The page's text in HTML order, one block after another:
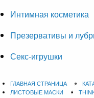
Интимная косметика
Презервативы и
Секс-игрушки
ГЛАВНАЯ СТРАНИЦА
ЛИСТОВЫЕ МАСКИ